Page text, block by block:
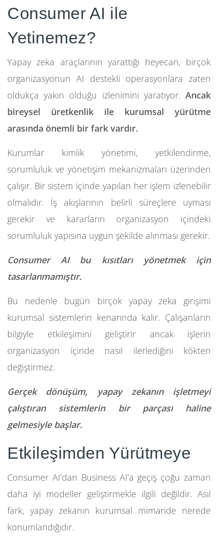
Consumer AI ile
Yetinemez?
Yapay zeka araçlarının yarattığı heyecan, birçok
organizasyonun AI destekli operasyonlara zaten
oldukça yakın olduğu izlenimini yaratıyor. Ancak
bireysel üretkenlik ile kurumsal yürütme
arasında önemli bir fark vardır.
Kurumlar kimlik yönetimi, yetkilendirme,
sorumluluk ve yönetişim mekanizmaları üzerinden
çalışır. Bir sistem içinde yapılan her işlem izlenebilir
olmalıdır. İş akışlarının belirli süreçlere uyması
gerekir ve kararların organizasyon içindeki
sorumluluk yapısına uygun şekilde alınması gerekir.
Consumer AI bu kısıtları yönetmek için
tasarlanmamıştır.
Bu nedenle bugün birçok yapay zeka girişimi
kurumsal sistemlerin kenarında kalır. Çalışanların
bilgiyle etkileşimini geliştirir ancak işlerin
organizasyon içinde nasıl ilerlediğini kökten
değiştirmez.
Gerçek dönüşüm, yapay zekanın işletmeyi
çalıştıran sistemlerin bir parçası haline
gelmesiyle başlar.
Etkileşimden Yürütmeye
Consumer AI’dan Business AI’a geçiş çoğu zaman
daha iyi modeller geliştirmekle ilgili değildir. Asıl
fark, yapay zekanın kurumsal mimaride nerede
konumlandığıdır.